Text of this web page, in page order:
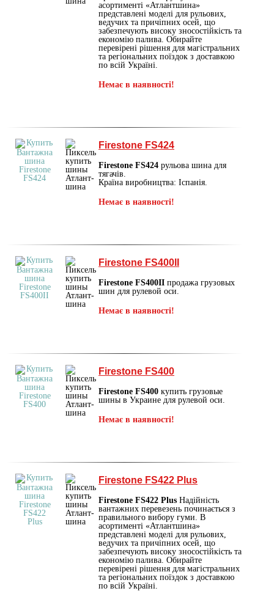
асортименті «Атлантшина»
представлені моделі для рульових,
ведучих та причіпних осей, що
забезпечують високу зносостійкість та
економію палива. Обирайте
перевірені рішення для магістральних
та регіональних поїздок з доставкою
по всій Україні.
Немає в наявності!
Firestone FS424
Firestone FS424 рульова шина для
тягачів.
Країна виробництва: Іспанія.
Немає в наявності!
Firestone FS400II
Firestone FS400II продажа грузовых
шин для рулевой оси.
Немає в наявності!
Firestone FS400
Firestone FS400 купить грузовые
шины в Украине для рулевой оси.
Немає в наявності!
Firestone FS422 Plus
Firestone FS422 Plus Надійність
вантажних перевезень починається з
правильного вибору гуми. В
асортименті «Атлантшина»
представлені моделі для рульових,
ведучих та причіпних осей, що
забезпечують високу зносостійкість та
економію палива. Обирайте
перевірені рішення для магістральних
та регіональних поїздок з доставкою
по всій Україні.